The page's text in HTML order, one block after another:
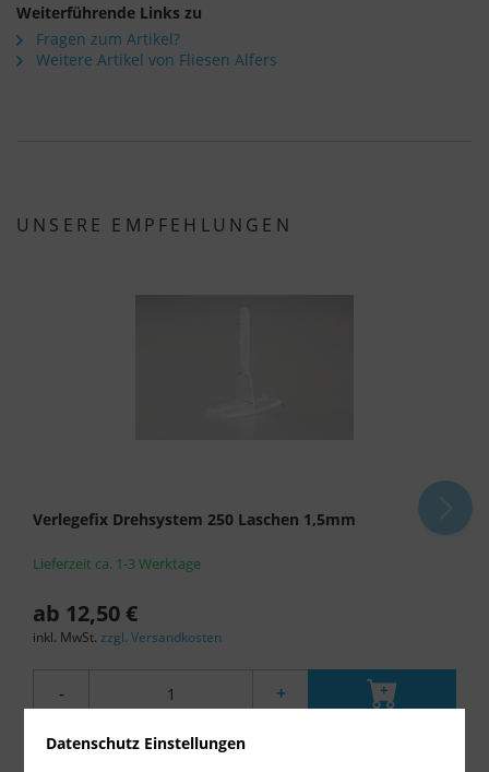
Weiterführende Links zu
Fragen zum Artikel?
Weitere Artikel von Fliesen Alfers
UNSERE EMPFEHLUNGEN
Verlegefix Drehsystem 250 Laschen 1,5mm
Lieferzeit ca. 1-3 Werktage
ab 12,50 €
inkl. MwSt. zzgl. Versandkosten
- +
Datenschutz Einstellungen